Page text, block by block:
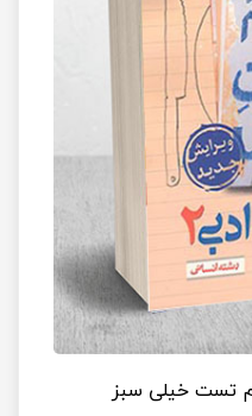
تست خیلی سبز